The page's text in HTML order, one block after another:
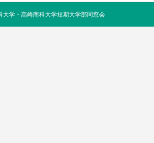
大学・高崎商科大学短期大学部同窓会